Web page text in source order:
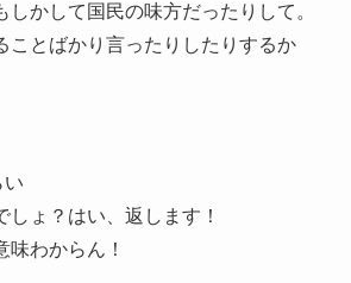
かして国民の味方だったりして。
ことばかり言ったりしたりするか
い
しょ？はい、返します！
味わからん！